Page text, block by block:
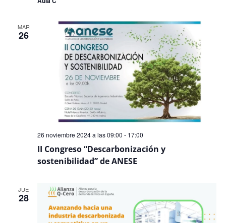
MAR
26
II Congreso “Descarbonización y
sostenibilidad” de ANESE
26 noviembre 2024 a las 09:00 - 17:00
JUE
28